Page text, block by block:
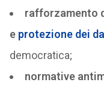
rafforzamento
e protezione dei
democratica;
normative